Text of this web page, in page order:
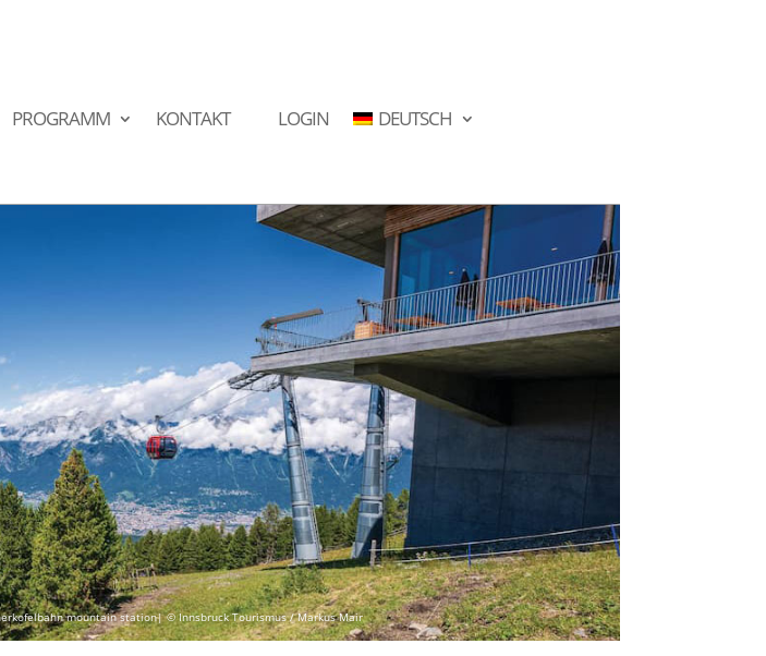
PROGRAMM KONTAKT LOGIN DEUTSCH
mountain station| © Innsbruck Tourismus / Markus Mair